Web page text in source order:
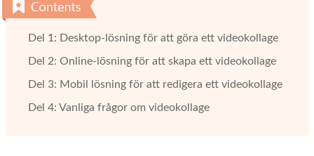
Del 1: Desktop-lösning för att göra ett videokollage
Del 2: Online-lösning för att skapa ett videokollage
Del 3: Mobil lösning för att redigera ett videokollage
Del 4: Vanliga frågor om videokollage